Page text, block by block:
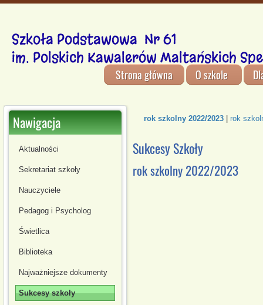
Szkoła Podstawowa Nr 61
im. Polskich Kawalerów Maltańskich
Strona główna O szkole
Nawigacja
Aktualności
Sekretariat szkoły
Nauczyciele
Pedagog i Psycholog
Świetlica
Biblioteka
Najważniejsze dokumenty
Sukcesy szkoły
rok szkolny 2022/2023| rok
Sukcesy Szkoły
rok szkolny 2022/2023